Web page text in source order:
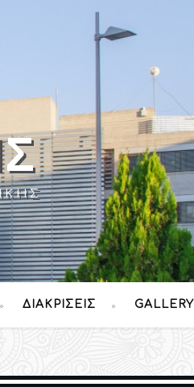
ΔΙΑΚΡΊΣΕΙΣ GALLERY